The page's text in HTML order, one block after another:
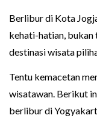
Berlibur di Kota
kehati-hatian, bukan
destinasi wisata
Tentu kemacetan
wisatawan. Berikut
berlibur di